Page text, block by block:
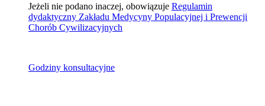
Jeżeli nie podano inaczej, obowiązuje Regulamin
dydaktyczny Zakładu Medycyny Populacyjnej i Prewencji
Chorób Cywilizacyjnych
Godziny konsultacyjne